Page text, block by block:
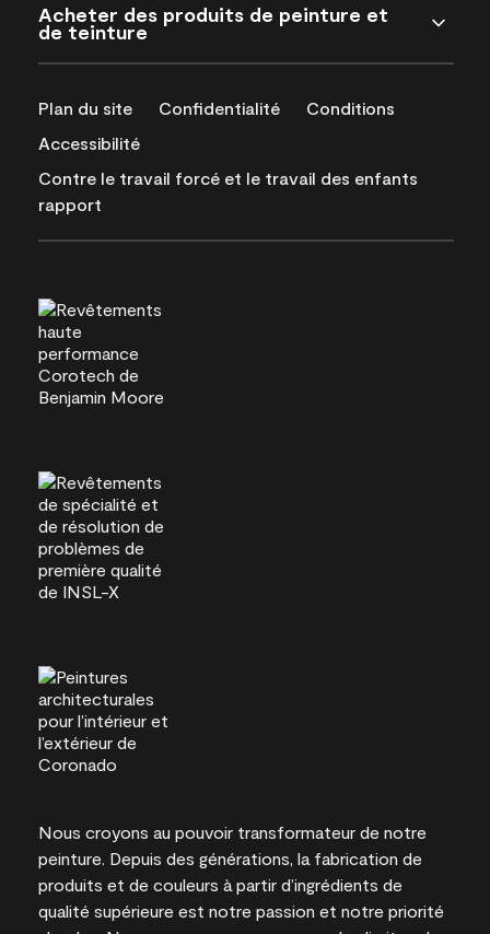
Acheter des produits de peinture et
de teinture
Plan du site Confidentialité
Conditions
Accessibilité
Contre le travail forcé et le travail des enfants
rapport
Nous croyons au pouvoir transformateur de notre
peinture. Depuis des générations, la fabrication de
produits et de couleurs à partir d’ingrédients de
qualité supérieure est notre passion et notre priorité